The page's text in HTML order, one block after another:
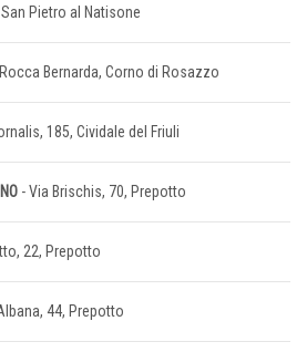
Pietro al Natisone
Bernarda, Corno di Rosazzo
185, Cividale del Friuli
- Via Brischis, 70, Prepotto
22, Prepotto
44, Prepotto